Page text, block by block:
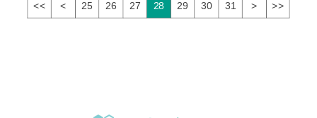
<< < 25 26 27 28 29 30 31 > >>